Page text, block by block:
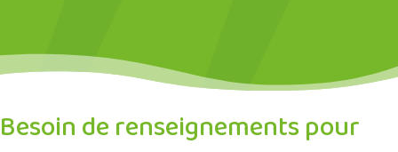
Besoin de renseignements pour